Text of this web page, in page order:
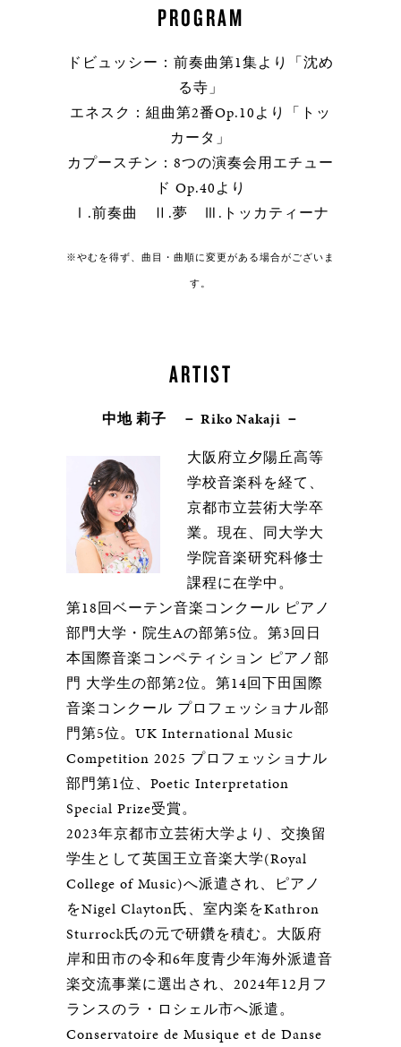
PROGRAM
ドビュッシー：前奏曲第1集より「沈め
る寺」
エネスク：組曲第2番Op.10より「トッ
カータ」
カプースチン：8つの演奏会用エチュー
ド Op.40より
Ⅰ.前奏曲 Ⅱ.夢 Ⅲ.トッカティーナ
※やむを得ず、曲目・曲順に変更がある場合がございま
す。
ARTIST
中地 莉子 － Riko Nakaji －
大阪府立夕陽丘高等
学校音楽科を経て、
京都市立芸術大学卒
業。現在、同大学大
学院音楽研究科修士
課程に在学中。
第18回ベーテン音楽コンクール ピアノ
部門大学・院生Aの部第5位。第3回日
本国際音楽コンペティション ピアノ部
門 大学生の部第2位。第14回下田国際
音楽コンクール プロフェッショナル部
門第5位。UK International Music
Competition 2025 プロフェッショナル
部門第1位、Poetic Interpretation
Special Prize受賞。
2023年京都市立芸術大学より、交換留
学生として英国王立音楽大学(Royal
College of Music)へ派遣され、ピアノ
をNigel Clayton氏、室内楽をKathron
Sturrock氏の元で研鑽を積む。大阪府
岸和田市の令和6年度青少年海外派遣音
楽交流事業に選出され、2024年12月フ
ランスのラ・ロシェル市へ派遣。
Conservatoire de Musique et de Danse